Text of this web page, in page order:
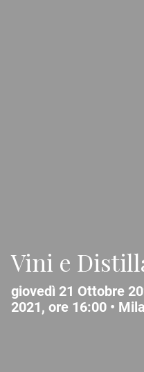
Vini e
giovedì 21 Ottobre
2021, ore 16:00 •